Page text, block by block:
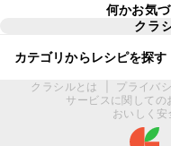
何かお気
クラ
カテゴリからレシピを探す
クラシルとは プライバ
サービスに関しての
おいしく